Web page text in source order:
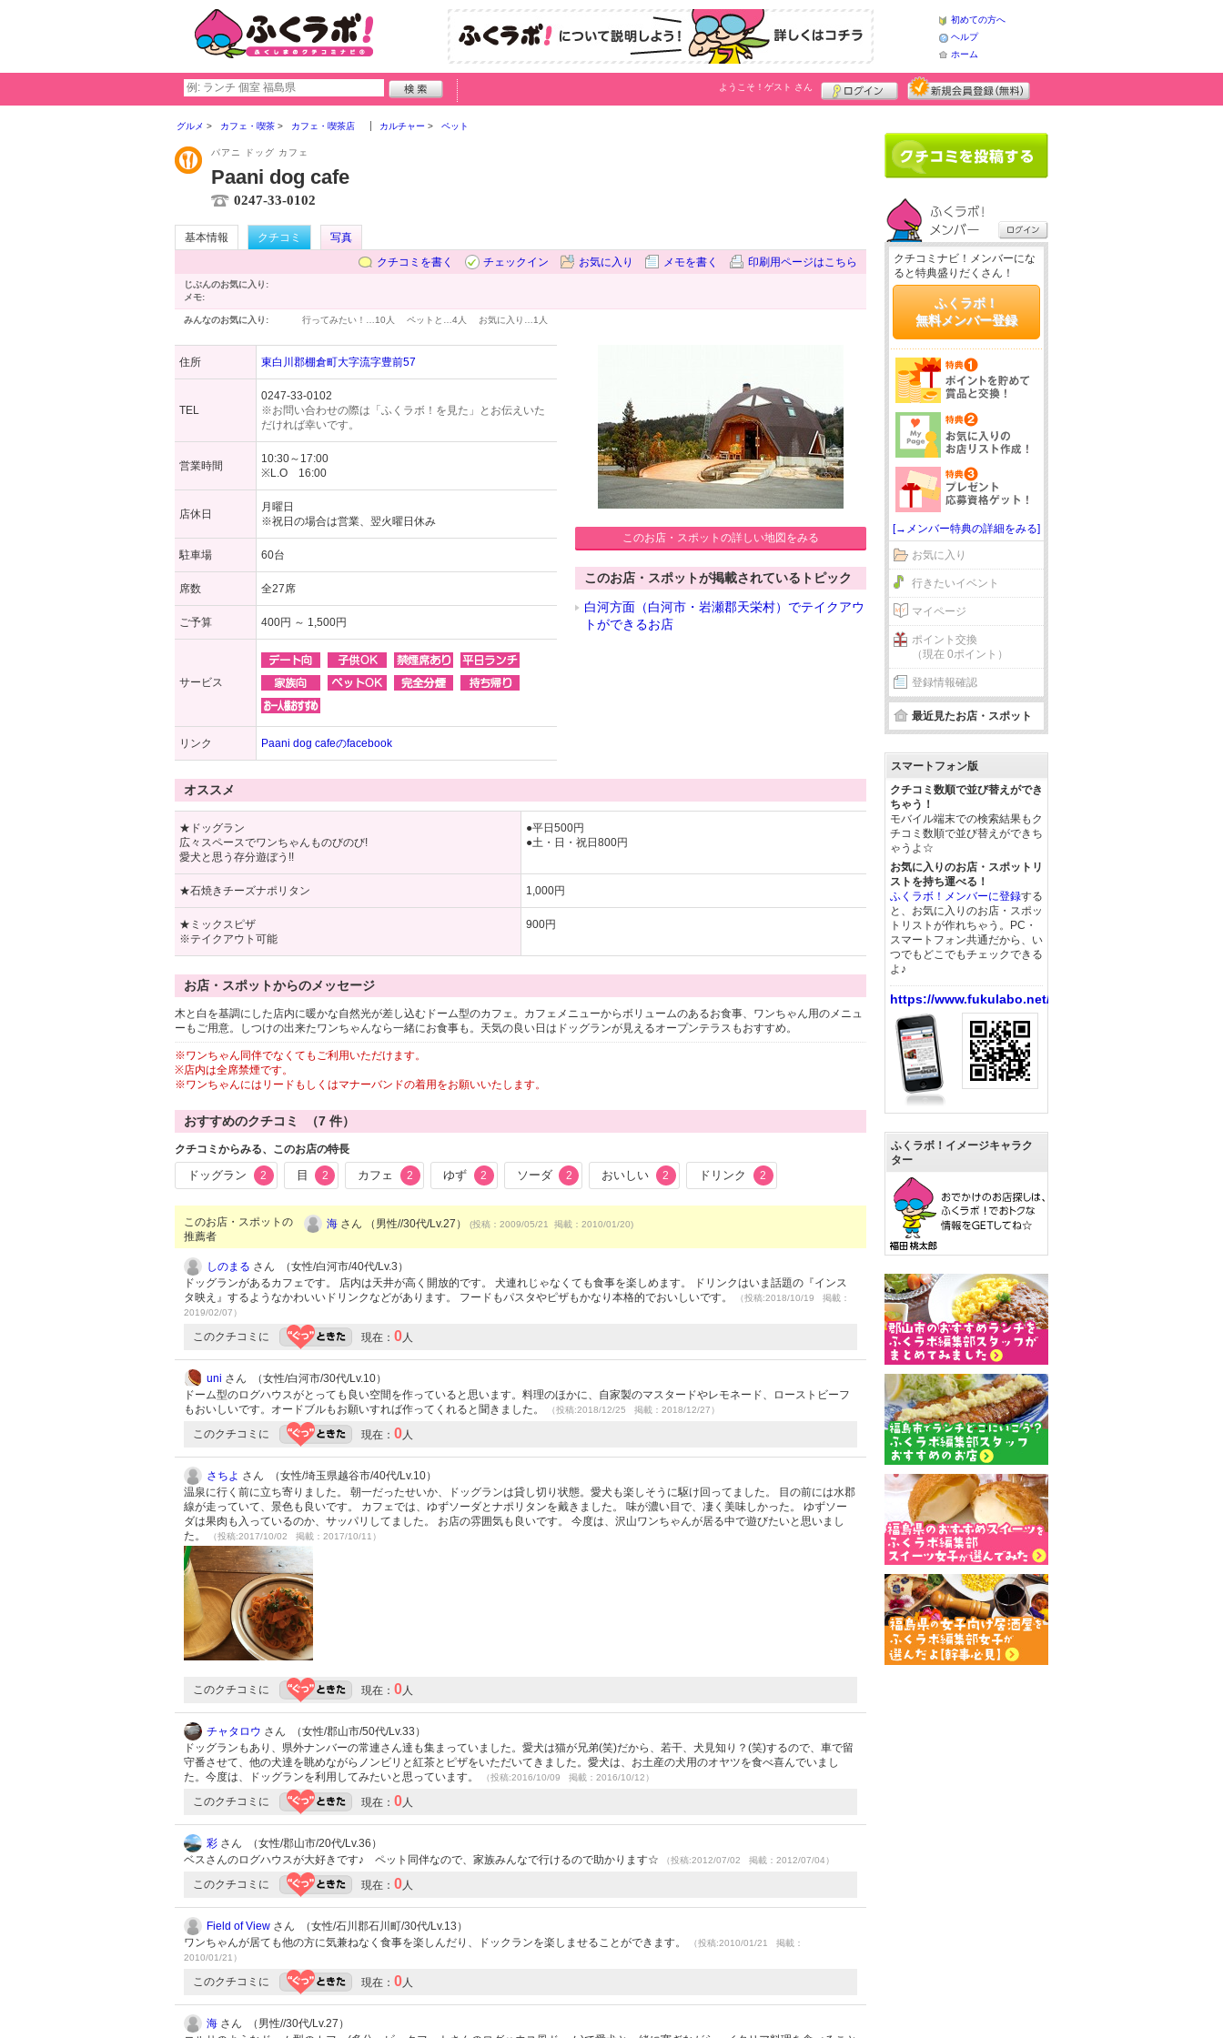
初めての方へ
ヘルプ
ホーム
ようこそ！ ゲスト さん
グルメ カフェ・喫茶 カフェ・喫茶店 カルチャー ペット
パアニ ドッグ カフェ
Paani dog cafe
0247-33-0102
基本情報 クチコミ
写真
クチコミを書く
チェックイン お気に入り メモを書く 印刷用ページはこちら
じぶんのお気に入り:
メモ:
みんなのお気に入り: 行ってみたい！… 10人 ペットと… 4人 お気に入り… 1人
住所 東白川郡棚倉町大字流字豊前57
TEL
0247-33-0102
※お問い合わせの際は「ふくラボ！を見た」とお伝えいた
だければ幸いです。
営業時間
10:30～17:00
※L.O 16:00
店休日
月曜日
※祝日の場合は営業、翌火曜日休み
駐車場 60台
席数 全27席
ご予算 400円 ～ 1,500円
サービス
リンク Paani dog cafeのfacebook
このお店・スポットの詳しい地図をみる
このお店・スポットが掲載されているトピック
白河方面（白河市・岩瀬郡天栄村）でテイクアウ
トができるお店
オススメ
★ドッグラン
広々スペースでワンちゃんものびのび!
愛犬と思う存分遊ぼう!!
●平日500円
●土・日・祝日800円
★石焼きチーズナポリタン 1,000円
★ミックスピザ
※テイクアウト可能
900円
お店・スポットからのメッセージ
木と白を基調にした店内に暖かな自然光が差し込むドーム型のカフェ。カフェメニューからボリュームのあるお食事、ワンちゃん用のメニュ
ーもご用意。しつけの出来たワンちゃんなら一緒にお食事も。天気の良い日はドッグランが見えるオープンテラスもおすすめ。
※ワンちゃん同伴でなくてもご利用いただけます。
※店内は全席禁煙です。
※ワンちゃんにはリードもしくはマナーバンドの着用をお願いいたします。
おすすめのクチコミ （7 件）
クチコミからみる、このお店の特長
ドッグラン 2 目 2 カフェ 2 ゆず 2 ソーダ 2 おいしい 2 ドリンク 2
このお店・スポットの
推薦者
海 さん （男性//30代/Lv.27） (投稿：2009/05/21 掲載：2010/01/20)
しのまる さん （女性/白河市/40代/Lv.3）
ドッグランがあるカフェです。 店内は天井が高く開放的です。 犬連れじゃなくても食事を楽しめます。 ドリンクはいま話題の『インス
タ映え』するようなかわいいドリンクなどがあります。 フードもパスタやピザもかなり本格的でおいしいです。
（投稿:2018/10/19 掲載：
2019/02/07）
このクチコミに 現在： 0 人
uni さん （女性/白河市/30代/Lv.10）
ドーム型のログハウスがとっても良い空間を作っていると思います。料理のほかに、自家製のマスタードやレモネード、ローストビーフ
もおいしいです。オードブルもお願いすれば作ってくれると聞きました。
（投稿:2018/12/25 掲載：2018/12/27）
このクチコミに 現在： 0 人
さちよ さん （女性/埼玉県越谷市/40代/Lv.10）
温泉に行く前に立ち寄りました。 朝一だったせいか、ドッグランは貸し切り状態。愛犬も楽しそうに駆け回ってました。 目の前には水郡
線が走っていて、景色も良いです。 カフェでは、ゆずソーダとナポリタンを戴きました。 味が濃い目で、凄く美味しかった。 ゆずソー
ダは果肉も入っているのか、サッパリしてました。 お店の雰囲気も良いです。 今度は、沢山ワンちゃんが居る中で遊びたいと思いまし
た。
（投稿:2017/10/02 掲載：2017/10/11）
このクチコミに 現在： 0 人
チャタロウ さん （女性/郡山市/50代/Lv.33）
ドッグランもあり、県外ナンバーの常連さん達も集まっていました。愛犬は猫が兄弟(笑)だから、若干、犬見知り？(笑)するので、車で留
守番させて、他の犬達を眺めながらノンビリと紅茶とピザをいただいてきました。愛犬は、お土産の犬用のオヤツを食べ喜んでいまし
た。今度は、ドッグランを利用してみたいと思っています。
（投稿:2016/10/09 掲載：2016/10/12）
このクチコミに 現在： 0 人
彩 さん （女性/郡山市/20代/Lv.36）
ベスさんのログハウスが大好きです♪ ペット同伴なので、家族みんなで行けるので助かります☆
（投稿:2012/07/02 掲載：2012/07/04）
このクチコミに 現在： 0 人
Field of View さん （女性/石川郡石川町/30代/Lv.13）
ワンちゃんが居ても他の方に気兼ねなく食事を楽しんだり、ドックランを楽しませることができます。
（投稿:2010/01/21 掲載：
2010/01/21）
このクチコミに 現在： 0 人
海 さん （男性//30代/Lv.27）
クチコミナビ！メンバーにな
ると特典盛りだくさん！
ふくラボ！
無料メンバー登録
[→メンバー特典の詳細をみる]
お気に入り
行きたいイベント
マイページ
ポイント交換
（現在 0ポイント）
登録情報確認
最近見たお店・スポット
スマートフォン版
クチコミ数順で並び替えができ
ちゃう！
モバイル端末での検索結果もク
チコミ数順で並び替えができち
ゃうよ☆
お気に入りのお店・スポットリ
ストを持ち運べる！
ふくラボ！メンバーに登録する
と、お気に入りのお店・スポッ
トリストが作れちゃう。PC・
スマートフォン共通だから、い
つでもどこでもチェックできる
よ♪
https://www.fukulabo.net/
ふくラボ！イメージキャラク
ター